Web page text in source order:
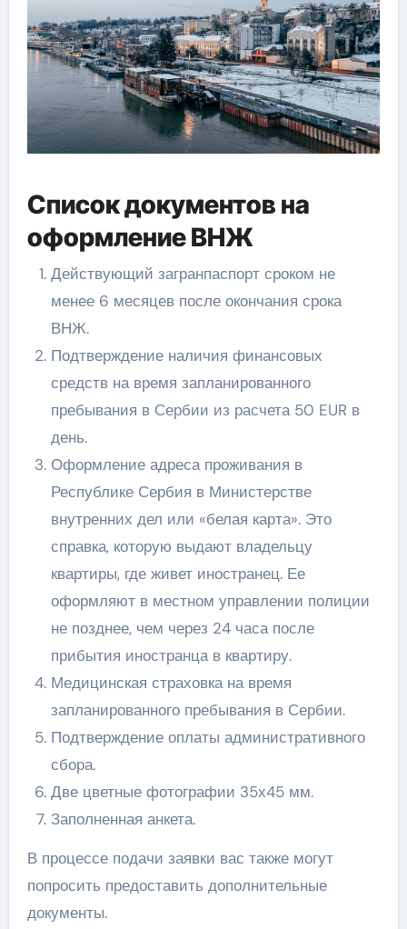
Список документов на
оформление ВНЖ
Действующий загранпаспорт сроком не
менее 6 месяцев после окончания срока
ВНЖ.
Подтверждение наличия финансовых
средств на время запланированного
пребывания в Сербии из расчета 50 EUR в
день.
Оформление адреса проживания в
Республике Сербия в Министерстве
внутренних дел или «белая карта». Это
справка, которую выдают владельцу
квартиры, где живет иностранец. Ее
оформляют в местном управлении полиции
не позднее, чем через 24 часа после
прибытия иностранца в квартиру.
Медицинская страховка на время
запланированного пребывания в Сербии.
Подтверждение оплаты административного
сбора.
Две цветные фотографии 35х45 мм.
Заполненная анкета.
В процессе подачи заявки вас также могут
попросить предоставить дополнительные
документы.